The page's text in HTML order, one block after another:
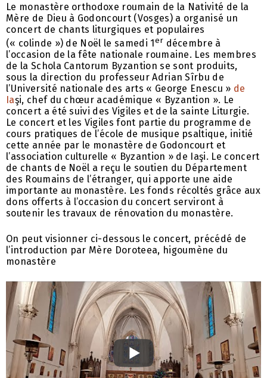
Le monastère orthodoxe roumain de la Nativité de la
Mère de Dieu à Godoncourt (Vosges) a organisé un
concert de chants liturgiques et populaires
(« colinde ») de Noël le samedi 1er décembre à
l’occasion de la fête nationale roumaine. Les membres
de la Schola Cantorum Byzantion se sont produits,
sous la direction du professeur Adrian Sîrbu de
l’Université nationale des arts « George Enescu » de
Iaşi, chef du chœur académique « Byzantion ». Le
concert a été suivi des Vigiles et de la sainte Liturgie.
Le concert et les Vigiles font partie du programme de
cours pratiques de l’école de musique psaltique, initié
cette année par le monastère de Godoncourt et
l’association culturelle « Byzantion » de Iaşi. Le concert
de chants de Noël a reçu le soutien du Département
des Roumains de l’étranger, qui apporte une aide
importante au monastère. Les fonds récoltés grâce aux
dons offerts à l’occasion du concert serviront à
soutenir les travaux de rénovation du monastère.
On peut visionner ci-dessous le concert, précédé de
l’introduction par Mère Doroteea, higoumène du
monastère